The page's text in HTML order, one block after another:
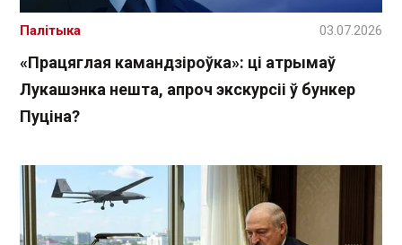
«Працяглая камандзіроўка»: ці атрымаў
Лукашэнка нешта, апроч экскурсіі ў бункер
Пуціна?
Палітыка 03.07.2026